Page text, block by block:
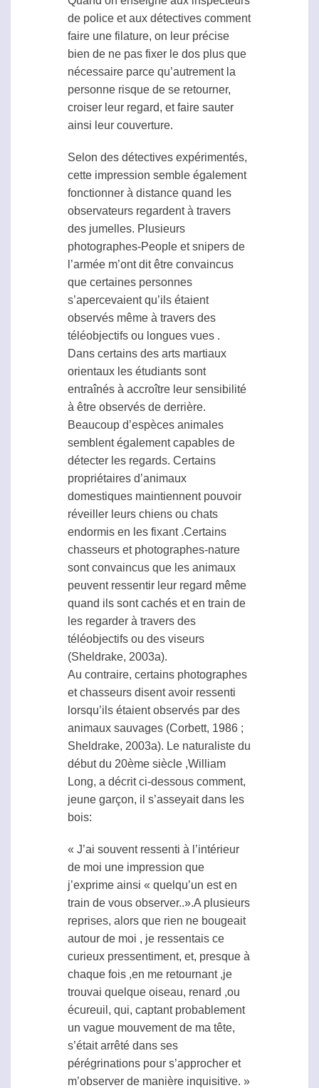
de police et aux détectives comment
faire une filature, on leur précise
bien de ne pas fixer le dos plus que
nécessaire parce qu’autrement la
personne risque de se retourner,
croiser leur regard, et faire sauter
ainsi leur couverture.
Selon des détectives expérimentés,
cette impression semble également
fonctionner à distance quand les
observateurs regardent à travers
des jumelles. Plusieurs
photographes-People et snipers de
l’armée m’ont dit être convaincus
que certaines personnes
s’apercevaient qu’ils étaient
observés même à travers des
téléobjectifs ou longues vues .
Dans certains des arts martiaux
orientaux les étudiants sont
entraînés à accroître leur sensibilité
à être observés de derrière.
Beaucoup d’espèces animales
semblent également capables de
détecter les regards. Certains
propriétaires d’animaux
domestiques maintiennent pouvoir
réveiller leurs chiens ou chats
endormis en les fixant .Certains
chasseurs et photographes-nature
sont convaincus que les animaux
peuvent ressentir leur regard même
quand ils sont cachés et en train de
les regarder à travers des
téléobjectifs ou des viseurs
(Sheldrake, 2003a).
Au contraire, certains photographes
et chasseurs disent avoir ressenti
lorsqu’ils étaient observés par des
animaux sauvages (Corbett, 1986 ;
Sheldrake, 2003a). Le naturaliste du
début du 20ème siècle ,William
Long, a décrit ci-dessous comment,
jeune garçon, il s’asseyait dans les
bois:
« J’ai souvent ressenti à l’intérieur
de moi une impression que
j’exprime ainsi « quelqu’un est en
train de vous observer..».A plusieurs
reprises, alors que rien ne bougeait
autour de moi , je ressentais ce
curieux pressentiment, et, presque à
chaque fois ,en me retournant ,je
trouvai quelque oiseau, renard ,ou
écureuil, qui, captant probablement
un vague mouvement de ma tête,
s’était arrêté dans ses
pérégrinations pour s’approcher et
m’observer de manière inquisitive. »